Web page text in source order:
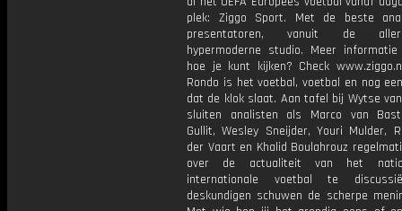
plek: Ziggo Sport. Met de beste
presentatoren, vanuit de
hypermoderne studio. Meer
hoe je kunt kijken? Check
Rondo is het voetbal, voetbal en nog
dat de klok slaat. Aan tafel bij Wytse
sluiten analisten als Marco van
Gullit, Wesley Sneijder, Youri Mulder,
der Vaart en Khalid Boulahrouz
over de actualiteit van het
internationale voetbal te
deskundigen schuwen de scherpe